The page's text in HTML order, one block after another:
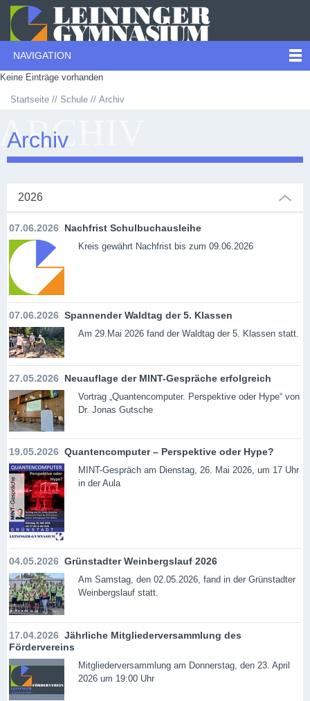
NAVIGATION
Keine Einträge vorhanden
Startseite Schule Archiv
Archiv
2026
07.06.2026 Nachfrist Schulbuchausleihe
Kreis gewährt Nachfrist bis zum 09.06.2026
07.06.2026 Spannender Waldtag der 5. Klassen
Am 29.Mai 2026 fand der Waldtag der 5. Klassen statt.
27.05.2026 Neuauflage der MINT-Gespräche erfolgreich
Vortrag „Quantencomputer. Perspektive oder Hype“ von
Dr. Jonas Gutsche
19.05.2026 Quantencomputer – Perspektive oder Hype?
MINT-Gespräch am Dienstag, 26. Mai 2026, um 17 Uhr
in der Aula
04.05.2026 Grünstadter Weinbergslauf 2026
Am Samstag, den 02.05.2026, fand in der Grünstadter
Weinbergslauf statt.
17.04.2026 Jährliche Mitgliederversammlung des
Fördervereins
Mitgliederversammlung am Donnerstag, den 23. April
2026 um 19:00 Uhr